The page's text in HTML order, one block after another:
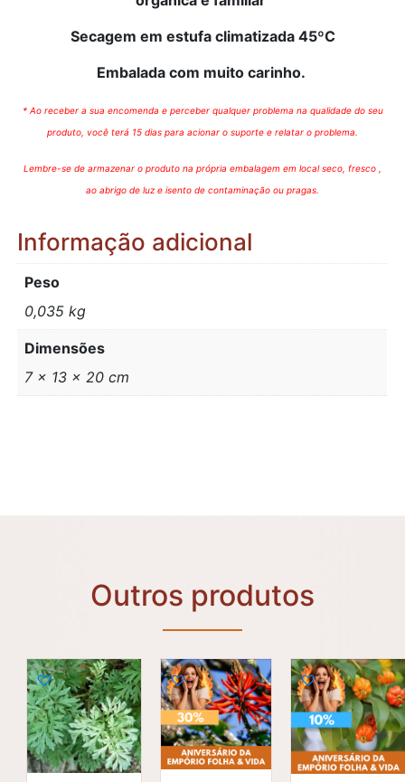
Secagem em estufa climatizada 45ºC
Embalada com muito carinho.
* Ao receber a sua encomenda e perceber qualquer problema na qualidade do seu
produto, você terá 15 dias para acionar o suporte e relatar o problema.
Lembre-se de armazenar o produto na própria embalagem em local seco, fresco ,
ao abrigo de luz e isento de contaminação ou pragas.
Informação adicional
Peso
0,035 kg
Dimensões
7 × 13 × 20 cm
Outros produtos